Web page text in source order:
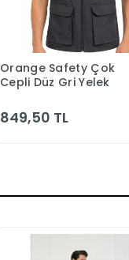
Sepete Ekle
Orange Safety Çok
Cepli Düz Gri Yelek
849,50 TL